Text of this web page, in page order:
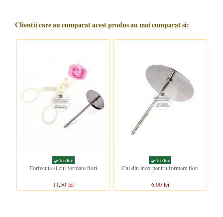
Clientii care au cumparat acest produs au mai cumparat si:
In stoc
Forfecuta si cui formare flori
11,50 lei
In stoc
Cui din inox pentru formare flori
6,00 lei